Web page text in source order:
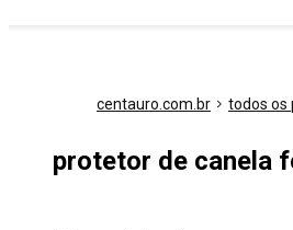
centauro.com.br todos os
protetor de canela